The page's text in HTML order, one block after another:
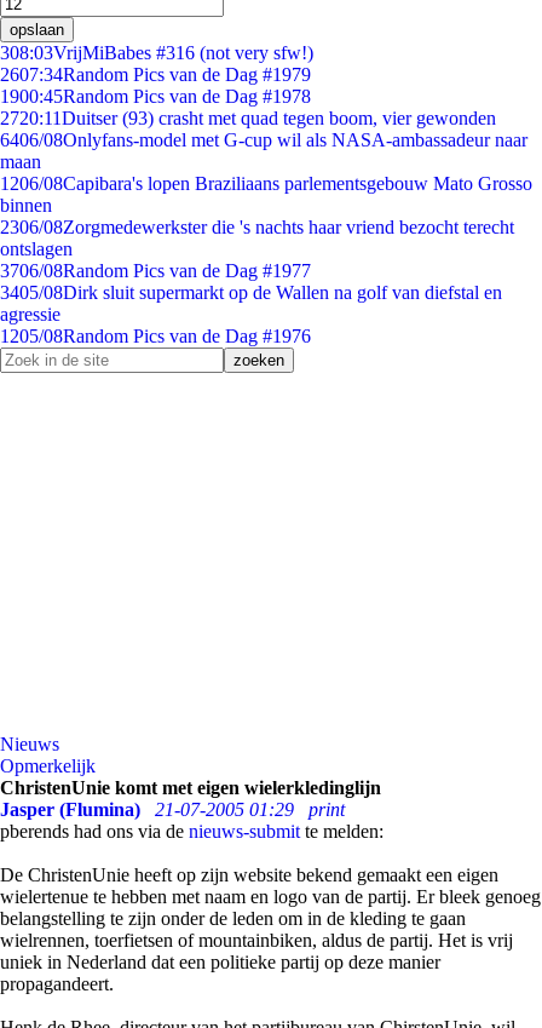
opslaan
308:03VrijMiBabes #316 (not very sfw!)
2607:34Random Pics van de Dag #1979
1900:45Random Pics van de Dag #1978
2720:11Duitser (93) crasht met quad tegen boom, vier gewonden
6406/08Onlyfans-model met G-cup wil als NASA-ambassadeur naar
maan
1206/08Capibara's lopen Braziliaans parlementsgebouw Mato Grosso
binnen
2306/08Zorgmedewerkster die 's nachts haar vriend bezocht terecht
ontslagen
3706/08Random Pics van de Dag #1977
3405/08Dirk sluit supermarkt op de Wallen na golf van diefstal en
agressie
1205/08Random Pics van de Dag #1976
Nieuws
Opmerkelijk
ChristenUnie komt met eigen wielerkledinglijn
Jasper (Flumina)
21-07-2005 01:29
print
pberends had ons via de nieuws-submit te melden:
De ChristenUnie heeft op zijn website bekend gemaakt een eigen
wielertenue te hebben met naam en logo van de partij. Er bleek genoeg
belangstelling te zijn onder de leden om in de kleding te gaan
wielrennen, toerfietsen of mountainbiken, aldus de partij. Het is vrij
uniek in Nederland dat een politieke partij op deze manier
propagandeert.